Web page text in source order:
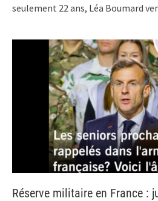
seulement 22 ans, Léa Boumard
Réserve militaire en France :